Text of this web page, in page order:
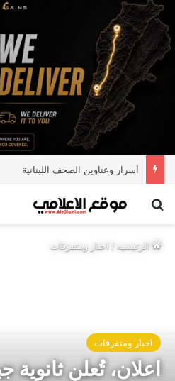
أسرار وعناوين الصحف اللبنانية
بحث عن
الرئيسية/ اخبار ومتفرقات
اخبار ومتفرقات
اعلان، تُعلن ثانوية